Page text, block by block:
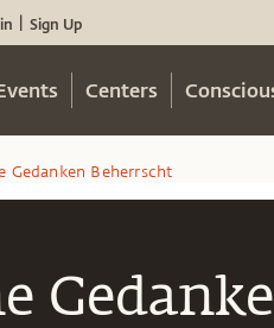
Sign Up
Centers
Gedanken Beherrscht